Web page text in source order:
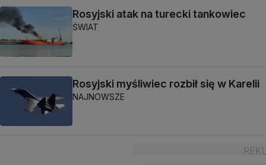
Rosyjski atak na turecki tankowiec
ŚWIAT
Rosyjski myśliwiec rozbił się w Karelii
NAJNOWSZE